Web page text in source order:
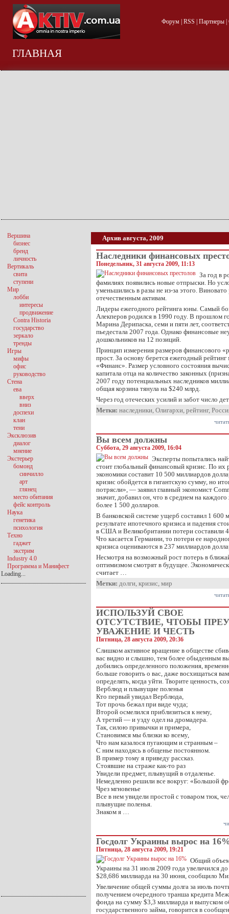
Форум| RSS Партнеры|
ГЛАВНАЯ
Архив августа, 2009
Наследники финансовых
Понедельник, 31 августа 2009, 11:13
За год в
фамилиях появились новые отпрыски. Но
уменьшились в разы не из-за этого. Виновато
отечественным активам.
Лидеры ежегодного рейтинга юны. Самый
Алекперов родился в 1990 году. В прошлом
Марина Дерипаска, семи и пяти лет,
пьедестала 2007 года. Однако финансовые
дошкольников на 12 позиций.
Принцип измерения размеров финансового
прост. За основу берется ежегодный
«Финанс». Размер условного состояния
капитала отца на количество законных
2007 году потенциальных наследников
общая корзина тянула на $240 млрд.
Через год отеческих усилий и забот число
Метки: наследники, Олигархи, рейтинг,
Вы всем должны
Суббота, 29 августа 2009, 16:04
Эксперты попытались
стоит глобальный финансовый кризис. По
экономики составит 10 500 миллиардов
кризис обойдется в гигантскую сумму, но
потрясли», — заявил главный экономист
значит, добавил он, что в среднем на
более 1 500 долларов.
B банковской системе ущерб составил 1 600
результате ипотечного кризиса и падения
в США и Великобритании потери составили
Что касается Германии, то потери ее
кризиса оцениваются в 237 миллиардов
Несмотря на возможный рост потерь в
оптимизмом смотрят в будущее.
считает …
Метки: долги, кризис, мир
ИСПОЛЬЗУЙ СВОЕ
ОТСУТСТВИЕ, ЧТОБЫ
УВАЖЕНИЕ И ЧЕСТЬ
Пятница, 28 августа 2009, 20:36
Слишком активное вращение в обществе
вас видно и слышно, тем более обыденным
добились определенного положения,
больше говорить о вас, даже восхищаться
определять, когда уйти. Творите ценность,
Верблюд и плывущие поленья
Кто первый увидал Верблюда,
Тот прочь бежал при виде чуда;
Второй осмелился приблизиться к нему,
А третий — и узду одел на дромадера.
Так, силою привычки и примера,
Становимся мы близки ко всему,
Что нам казалося пугающим и странным –
С ним находясь в общенье постоянном.
В пример тому я приведу рассказ.
Стоявшие на страже как-то раз
Увидели предмет, плывущий в отдаленье.
Немедленно решили все вокруг: «Большой
Чрез мгновенье
Все в нем увидели простой с товаром тюк,
плывущие поленья.
Знаком я …
Госдолг Украины вырос на
Пятница, 28 августа 2009, 19:21
Общий объем
Украины на 31 июля 2009 года увеличился
$28,686 миллиарда на 30 июня, сообщило
Увеличение общей суммы долга за июль
получением очередного транша кредита
фонда на сумму $3,3 миллиарда и выпуском
государственного займа, говорится в
Вершина
бизнес
бренд
личность
Вертикаль
свита
ступени
Мир
лобби
интересы
продвижение
Contra Historia
государство
зеркало
тренды
Игры
мифы
офис
руководство
Стена
ева
вверх
вниз
доспехи
клан
тени
Эксклюзив
диалог
мнение
Экстерьер
бомонд
синчилло
арт
глянец
место обитания
фейс контроль
Наука
генетика
психология
Техно
гаджет
экстрим
Industry 4.0
Программа и Манифест
Loading...